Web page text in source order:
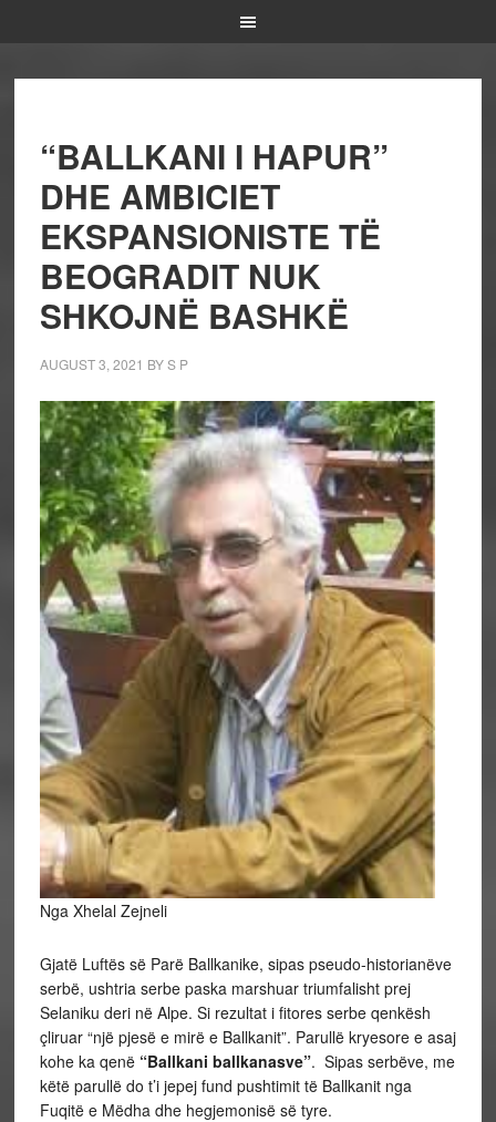
“BALLKANI I HAPUR”
DHE AMBICIET
EKSPANSIONISTE TË
BEOGRADIT NUK
SHKOJNË BASHKË
AUGUST 3, 2021 BYS P
Nga Xhelal Zejneli
Gjatë Luftës së Parë Ballkanike, sipas pseudo-historianëve
serbë, ushtria serbe paska marshuar triumfalisht prej
Selaniku deri në Alpe. Si rezultat i fitores serbe qenkësh
çliruar “një pjesë e mirë e Ballkanit”. Parullë kryesore e asaj
kohe ka qenë “Ballkani ballkanasve”. Sipas serbëve, me
këtë parullë do t’i jepej fund pushtimit të Ballkanit nga
Fuqitë e Mëdha dhe hegjemonisë së tyre.